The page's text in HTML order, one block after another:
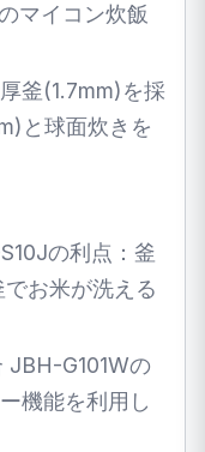
マイコン炊飯
釜(1.7mm)を採
と球面炊きを
の利点：釜
お米が洗える
JBH-G101Wの
機能を利用し